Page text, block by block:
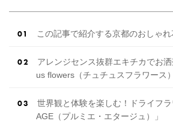
この記事で紹介する京都のおしゃれ
アレンジセンス抜群エキチカでお
us flowers（チュチュスフラワース）
世界観と体験を楽しむ！ドライフ
AGE（プルミエ・エタージュ）」